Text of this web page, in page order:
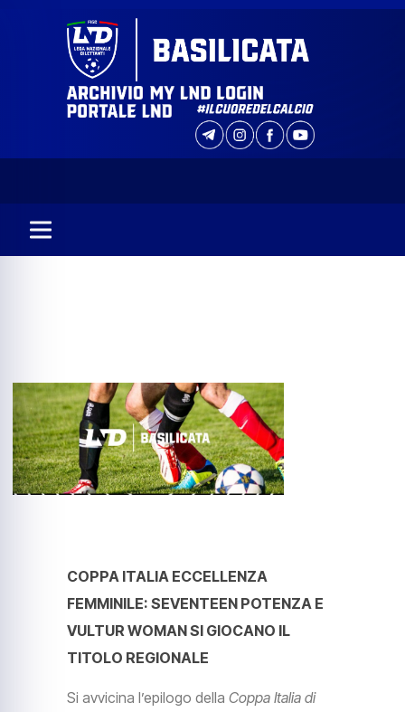
COPPA ITALIA ECCELLENZA
FEMMINILE: SEVENTEEN POTENZA E
VULTUR WOMAN SI GIOCANO IL
TITOLO REGIONALE
Si avvicina l’epilogo della Coppa Italia di